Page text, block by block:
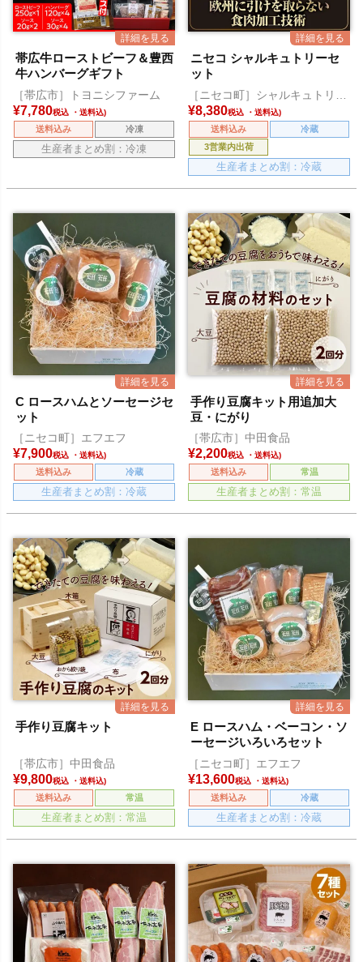
帯広牛ローストビーフ＆豊西
牛ハンバーグギフト
［帯広市］トヨニシファーム
¥7,780税込
送料込み 冷凍
生産者まとめ割：冷凍
ニセコ シャルキュトリーセ
ット
［ニセコ町］シャルキュトリー
アカイシ
¥8,380税込
送料込み
冷蔵
3営業内出荷
生産者まとめ割：冷蔵
C ロースハムとソーセージセ
ット
［ニセコ町］エフエフ
¥7,900税込
送料込み 冷蔵
生産者まとめ割：冷蔵
手作り豆腐キット用追加大
豆・にがり
［帯広市］中田食品
¥2,200税込
送料込み 常温
生産者まとめ割：常温
手作り豆腐キット
［帯広市］中田食品
¥9,800税込
送料込み 常温
生産者まとめ割：常温
E ロースハム・ベーコン・ソ
ーセージいろいろセット
［ニセコ町］エフエフ
¥13,600税込
送料込み 冷蔵
生産者まとめ割：冷蔵